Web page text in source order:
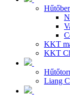
KKT
KKT
Liang